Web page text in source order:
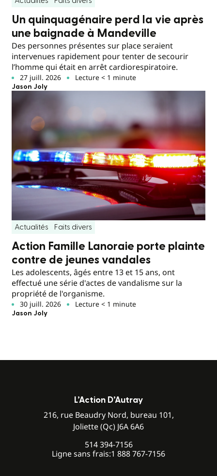
Un quinquagénaire perd la vie après
une baignade à Mandeville
Des personnes présentes sur place seraient
intervenues rapidement pour tenter de secourir
l’homme qui était en arrêt cardiorespiratoire.
27 juill. 2026 Lecture < 1 minute
Jason Joly
Actualités Faits divers
Action Famille Lanoraie porte plainte
contre de jeunes vandales
Les adolescents, âgés entre 13 et 15 ans, ont
effectué une série d'actes de vandalisme sur la
propriété de l'organisme.
30 juill. 2026 Lecture < 1 minute
Jason Joly
L’Action D’Autray
216, rue Beaudry Nord, bureau 101,
Joliette (Qc) J6A 6A6
514 394-7156
Ligne sans frais:1 888 767-7156